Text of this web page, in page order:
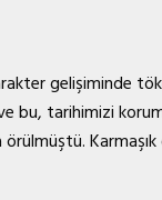
gelişiminde
tarihimizi